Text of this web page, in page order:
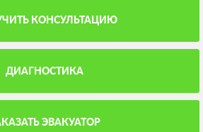
КОНСУЛЬТАЦИЮ
ДИАГНОСТИКА
ЭВАКУАТОР